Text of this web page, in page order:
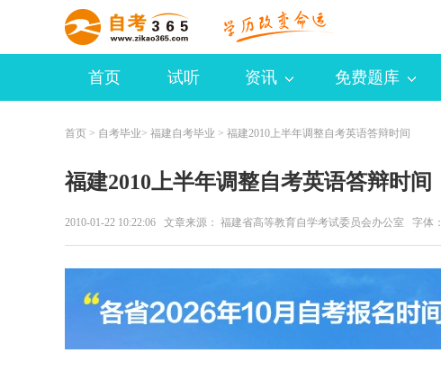
首页 试听 资讯 免费题库
首页 > 自考毕业> 福建自考毕业 > 福建2010上半年调整自考英语答辩时间
福建2010上半年调整自考英语答辩时间
2010-01-22 10:22:06 文章来源： 福建省高等教育自学考试委员会办公室 字体：